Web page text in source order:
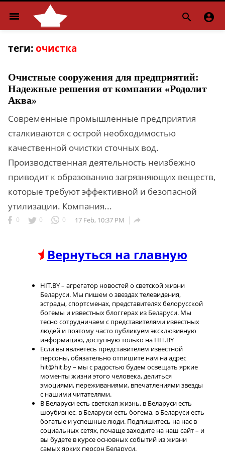
menu  
теги: очистка
Очистные сооружения для предприятий:
Надежные решения от компании «Родолит
Аква»
Современные промышленные предприятия
сталкиваются с острой необходимостью
качественной очистки сточных вод.
Производственная деятельность неизбежно
приводит к образованию загрязняющих веществ,
которые требуют эффективной и безопасной
утилизации. Компания...
0 0 0 17 Feb, 10:37 PM 
Вернуться на главную
HIT.BY – агрегатор новостей о светской жизни
Беларуси. Мы пишем о звездах телевидения,
эстрады, спортсменах, представителях белорусской
богемы и известных блоггерах из Беларуси. Мы
тесно сотрудничаем с представителями известных
людей и поэтому часто публикуем эксклюзивную
информацию, доступную только на HIT.BY
Если вы являетесь представителем известной
персоны, обязательно отпишите нам на адрес
hit@hit.by – мы с радостью будем освещать яркие
моменты жизни этого человека, делиться
эмоциями, переживаниями, впечатлениями звезды
с нашими читателями.
В Беларуси есть светская жизнь, в Беларуси есть
шоубизнес, в Беларуси есть богема, в Беларуси есть
богатые и успешные люди. Подпишитесь на нас в
социальных сетях, почаще заходите на наш сайт – и
вы будете в курсе основных событий из жизни
самых ярких персон Беларуси.